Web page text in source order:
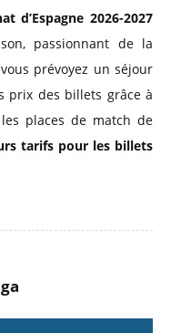
d’Espagne 2026-2027
passionnant de la
prévoyez un séjour
prix des billets grâce à
places de match de
tarifs pour les billets